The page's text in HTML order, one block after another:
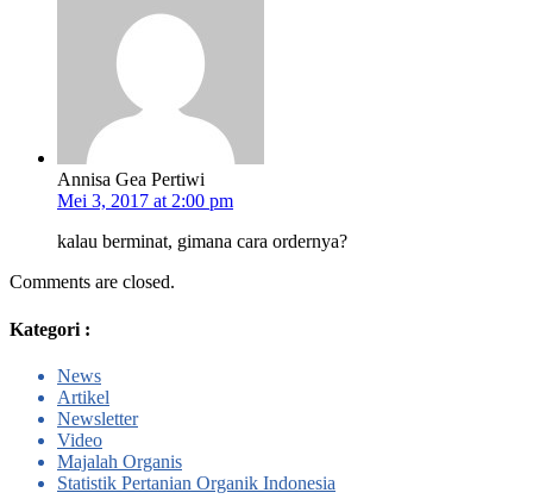
Annisa Gea Pertiwi
Mei 3, 2017 at 2:00 pm
kalau berminat, gimana cara ordernya?
Comments are closed.
Kategori :
News
Artikel
Newsletter
Video
Majalah Organis
Statistik Pertanian Organik Indonesia